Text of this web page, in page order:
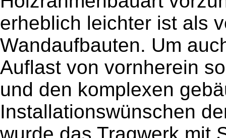
erheblich leichter ist als
Wandaufbauten. Um
Auflast von vornherein
und den komplexen
Installationswünschen